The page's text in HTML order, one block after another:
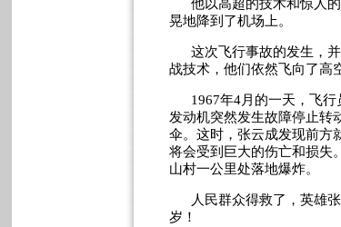
他以高超的技术和惊人
晃地降到了机场上。
这次飞行事故的发生，
战技术，他们依然飞向了高
1967年4月的一天，飞行
发动机突然发生故障停止转
伞。这时，张云成发现前方
将会受到巨大的伤亡和损失
山村一公里处落地爆炸。
人民群众得救了，英雄
岁！